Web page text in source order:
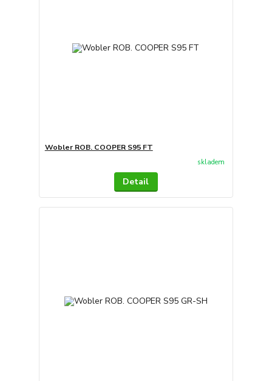
Wobler ROB. COOPER S95 FT
skladem
Detail